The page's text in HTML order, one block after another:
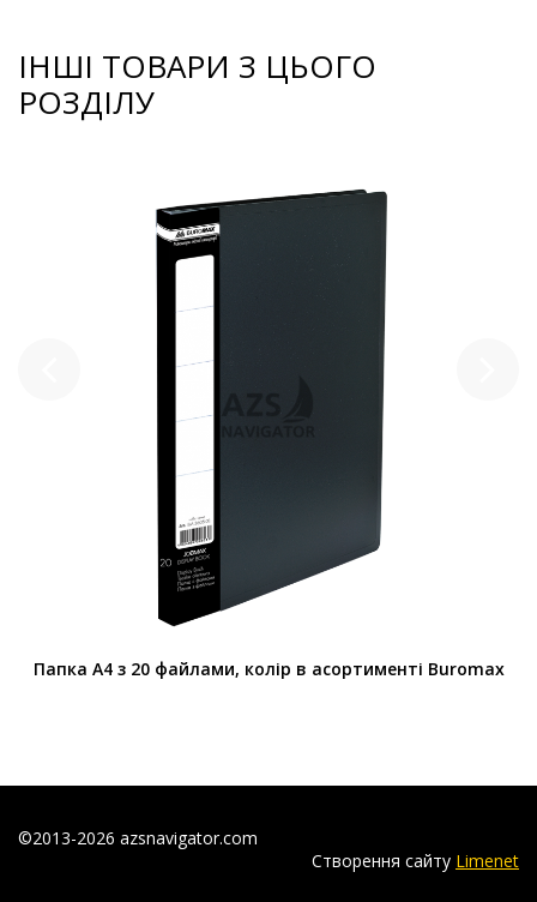
ІНШІ ТОВАРИ З ЦЬОГО
РОЗДІЛУ
Папка А4 з 20 файлами, колір в асортименті Buromax
©2013-2026 azsnavigator.com
Створення сайту Limenet